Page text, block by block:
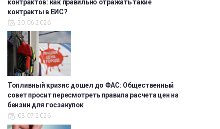
контрактов: как правильно отражать такие
контракты в ЕИС?
20.06.2026
Топливный кризис дошел до ФАС: Общественный
совет просит пересмотреть правила расчета цен на
бензин для госзакупок
03.07.2026